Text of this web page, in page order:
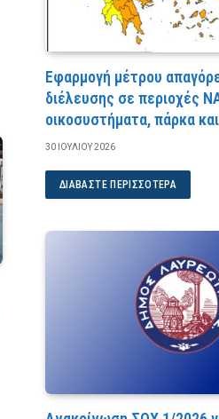
Εφαρμογή μέτρου
διέλευσης σε περιοχές
οικοσυστήματα, πάρκα
30 ΙΟΥΛΊΟΥ 2026
ΔΙΑΒΆΣΤΕ ΠΕΡΙΣΣΌΤΕΡΑ